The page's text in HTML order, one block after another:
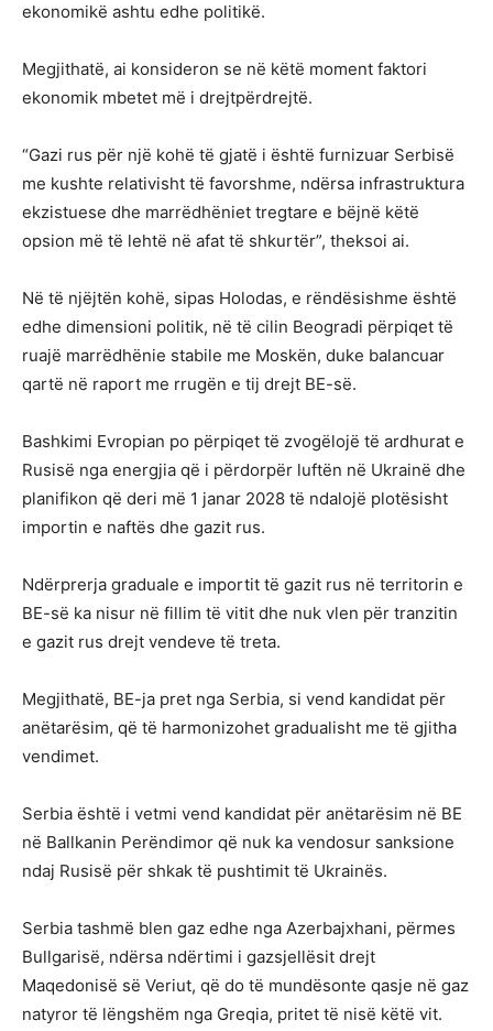
ekonomikë ashtu edhe politikë.
Megjithatë, ai konsideron se në këtë moment faktori
ekonomik mbetet më i drejtpërdrejtë.
“Gazi rus për një kohë të gjatë i është furnizuar Serbisë
me kushte relativisht të favorshme, ndërsa infrastruktura
ekzistuese dhe marrëdhëniet tregtare e bëjnë këtë
opsion më të lehtë në afat të shkurtër”, theksoi ai.
Në të njëjtën kohë, sipas Holodas, e rëndësishme është
edhe dimensioni politik, në të cilin Beogradi përpiqet të
ruajë marrëdhënie stabile me Moskën, duke balancuar
qartë në raport me rrugën e tij drejt BE-së.
Bashkimi Evropian po përpiqet të zvogëlojë të ardhurat e
Rusisë nga energjia që i përdorpër luftën në Ukrainë dhe
planifikon që deri më 1 janar 2028 të ndalojë plotësisht
importin e naftës dhe gazit rus.
Ndërprerja graduale e importit të gazit rus në territorin e
BE-së ka nisur në fillim të vitit dhe nuk vlen për tranzitin
e gazit rus drejt vendeve të treta.
Megjithatë, BE-ja pret nga Serbia, si vend kandidat për
anëtarësim, që të harmonizohet gradualisht me të gjitha
vendimet.
Serbia është i vetmi vend kandidat për anëtarësim në BE
në Ballkanin Perëndimor që nuk ka vendosur sanksione
ndaj Rusisë për shkak të pushtimit të Ukrainës.
Serbia tashmë blen gaz edhe nga Azerbajxhani, përmes
Bullgarisë, ndërsa ndërtimi i gazsjellësit drejt
Maqedonisë së Veriut, që do të mundësonte qasje në gaz
natyror të lëngshëm nga Greqia, pritet të nisë këtë vit.